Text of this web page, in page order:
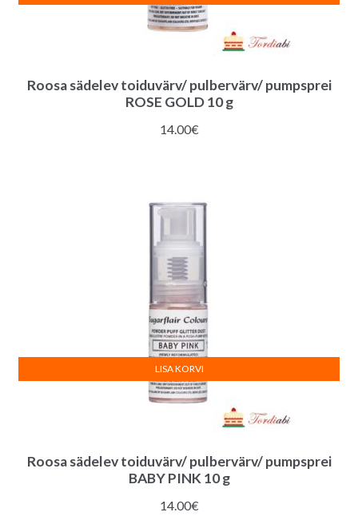
Roosa sädelev toiduvärv/ pulbervärv/ pumpsprei
ROSE GOLD 10 g
14.00€
Roosa sädelev toiduvärv/ pulbervärv/ pumpsprei
BABY PINK 10 g
14.00€
LISA KORVI